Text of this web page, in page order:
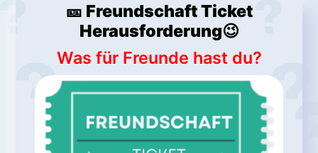
🎫 Freundschaft Ticket
Herausforderung😉
Was für Freunde hast du?